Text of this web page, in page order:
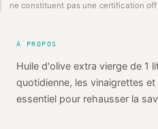
ne constituent pas une certification
À PROPOS
Huile d'olive extra vierge de 1
quotidienne, les vinaigrettes
essentiel pour rehausser la